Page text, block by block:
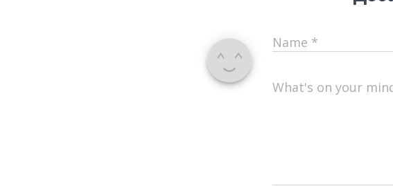
Name *
What's on your